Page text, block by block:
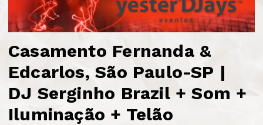
Casamento Fernanda &
Edcarlos, São Paulo-SP |
DJ Serginho Brazil + Som +
Iluminação + Telão